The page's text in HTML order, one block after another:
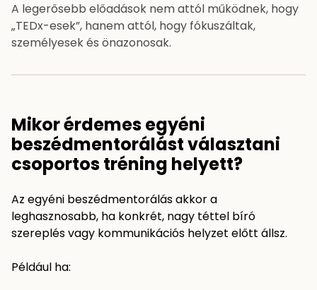
A legerősebb előadások nem attól működnek, hogy
„TEDx-esek”, hanem attól, hogy fókuszáltak,
személyesek és önazonosak.
Mikor érdemes egyéni
beszédmentorálást választani
csoportos tréning helyett?
Az egyéni beszédmentorálás akkor a
leghasznosabb, ha konkrét, nagy téttel bíró
szereplés vagy kommunikációs helyzet előtt állsz.
Például ha: